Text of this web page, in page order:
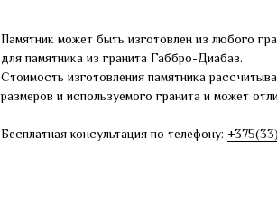
Памятник может быть изготовлен из любого
для памятника из гранита Габбро-Диабаз.
Стоимость изготовления памятника
размеров и используемого гранита и может
Бесплатная консультация по телефону: